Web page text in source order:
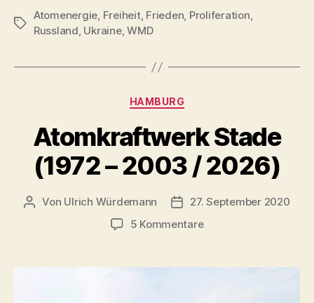
vergessene
Schlagwörter
Atomenergie, Freiheit, Frieden, Proliferation,
Russland, Ukraine,WMD
Kategorien
HAMBURG
Atomkraftwerk Stade
(1972 – 2003 / 2026)
Beitragsautor
Von Ulrich Würdemann Beitragsdatum
27. September 2020
5 Kommentarezu
(1972